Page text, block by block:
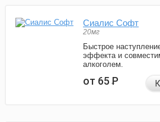
Сиалис Софт
20мг
Быстрое
эффекта и
алкоголем.
от 65Р